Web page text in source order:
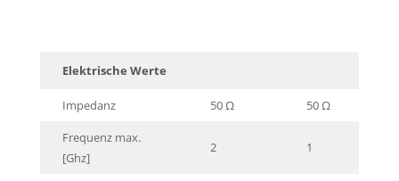
Elektrische Werte
Impedanz 50 Ω
50 Ω
Frequenz max.
[Ghz]
2 1